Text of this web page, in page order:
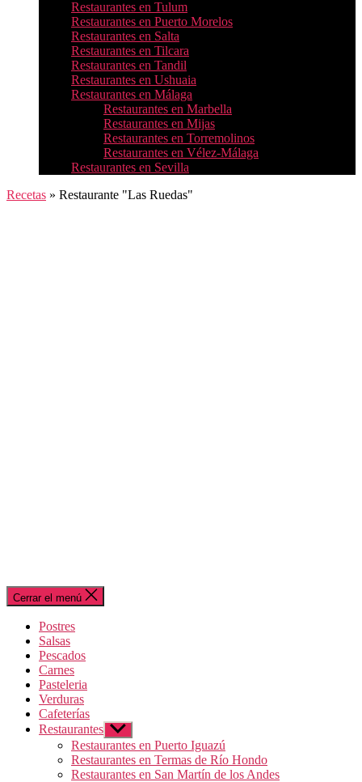
Restaurantes en Tulum
Restaurantes en Puerto Morelos
Restaurantes en Salta
Restaurantes en Tilcara
Restaurantes en Tandil
Restaurantes en Ushuaia
Restaurantes en Málaga
Restaurantes en Marbella
Restaurantes en Mijas
Restaurantes en Torremolinos
Restaurantes en Vélez-Málaga
Restaurantes en Sevilla
Recetas » Restaurante "Las Ruedas"
Cerrar el menú
Postres
Salsas
Pescados
Carnes
Pasteleria
Verduras
Cafeterías
Restaurantes Mostrar
el
submenú
Restaurantes en Puerto Iguazú
Restaurantes en Termas de Río Hondo
Restaurantes en San Martín de los Andes